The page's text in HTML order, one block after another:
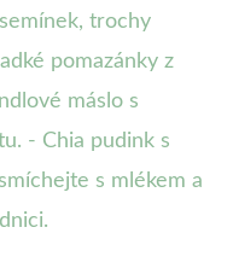
trochy
pomazánky z
máslo s
- Chia pudink s
s mlékem a